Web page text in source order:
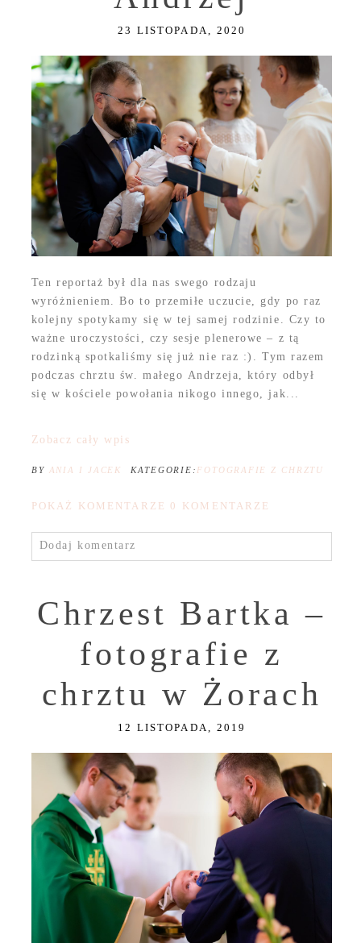
23 LISTOPADA, 2020
Ten reportaż był dla nas swego rodzaju
wyróżnieniem. Bo to przemiłe uczucie, gdy po raz
kolejny spotykamy się w tej samej rodzinie. Czy to
ważne uroczystości, czy sesje plenerowe – z tą
rodzinką spotkaliśmy się już nie raz :). Tym razem
podczas chrztu św. małego Andrzeja, który odbył
się w kościele powołania nikogo innego, jak...
Zobacz cały wpis
BY ANIA I JACEK KATEGORIE: FOTOGRAFIE Z CHRZTU
POKAŻ KOMENTARZE 0 KOMENTARZE
Dodaj komentarz
Chrzest Bartka –
fotografie z
chrztu w Żorach
12 LISTOPADA, 2019